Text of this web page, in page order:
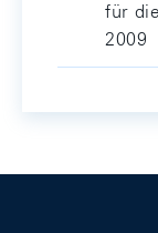
für
2009